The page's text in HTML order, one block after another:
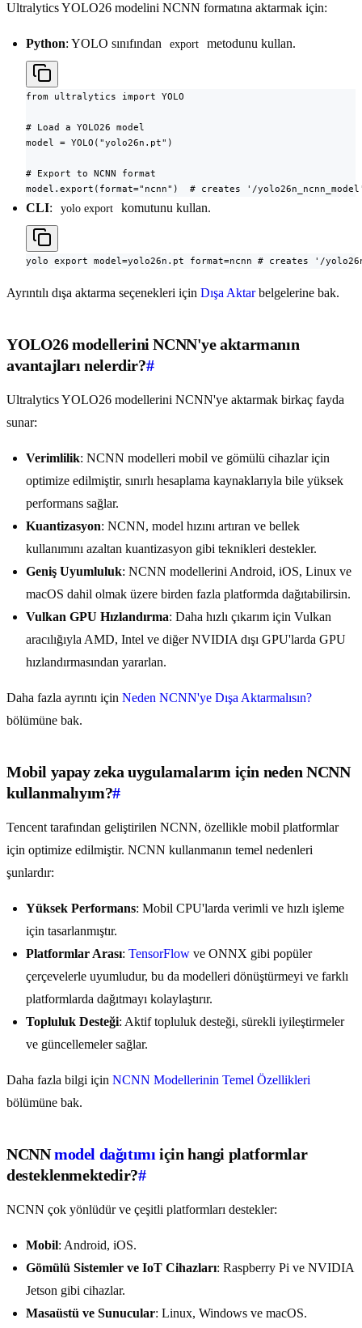
Ultralytics YOLO26 modelini NCNN formatına aktarmak için:
Python: YOLO sınıfından export metodunu kullan.
from ultralytics import YOLO
# Load a YOLO26 model
model = YOLO("yolo26n.pt")
# Export to NCNN format
model.export(format="ncnn")  # creates '/
CLI: yolo export komutunu kullan.
yolo export model=yolo26n.pt format=ncnn # creates '/
Ayrıntılı dışa aktarma seçenekleri için Dışa Aktarbelgelerine bak.
YOLO26 modellerini NCNN'ye aktarmanın
avantajları nelerdir?#
Ultralytics YOLO26 modellerini NCNN'ye aktarmak birkaç fayda
sunar:
Verimlilik: NCNN modelleri mobil ve gömülü cihazlar için
optimize edilmiştir, sınırlı hesaplama kaynaklarıyla bile yüksek
performans sağlar.
Kuantizasyon: NCNN, model hızını artıran ve bellek
kullanımını azaltan kuantizasyon gibi teknikleri destekler.
Geniş Uyumluluk: NCNN modellerini Android, iOS, Linux ve
macOS dahil olmak üzere birden fazla platformda dağıtabilirsin.
Vulkan GPU Hızlandırma: Daha hızlı çıkarım için Vulkan
aracılığıyla AMD, Intel ve diğer NVIDIA dışı GPU'larda GPU
hızlandırmasından yararlan.
Daha fazla ayrıntı için Neden NCNN'ye Dışa Aktarmalısın?
bölümüne bak.
Mobil yapay zeka uygulamalarım için neden NCNN
kullanmalıyım?#
Tencent tarafından geliştirilen NCNN, özellikle mobil platformlar
için optimize edilmiştir. NCNN kullanmanın temel nedenleri
şunlardır:
Yüksek Performans: Mobil CPU'larda verimli ve hızlı işleme
için tasarlanmıştır.
Platformlar Arası: TensorFlow ve ONNX gibi popüler
çerçevelerle uyumludur, bu da modelleri dönüştürmeyi ve farklı
platformlarda dağıtmayı kolaylaştırır.
Topluluk Desteği: Aktif topluluk desteği, sürekli iyileştirmeler
ve güncellemeler sağlar.
Daha fazla bilgi için NCNN Modellerinin Temel Özellikleri
bölümüne bak.
NCNNmodel dağıtımıiçin hangi platformlar
desteklenmektedir?#
NCNN çok yönlüdür ve çeşitli platformları destekler:
Mobil: Android, iOS.
Gömülü Sistemler ve IoT Cihazları: Raspberry Pi ve NVIDIA
Jetson gibi cihazlar.
Masaüstü ve Sunucular: Linux, Windows ve macOS.